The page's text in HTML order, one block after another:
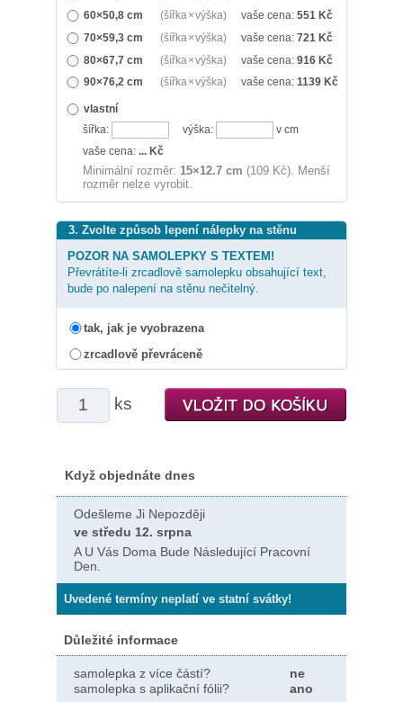
60×50,8 cm
(šířka × výška) vaše cena: 551 Kč
70×59,3 cm
(šířka × výška) vaše cena: 721 Kč
80×67,7 cm
(šířka × výška) vaše cena: 916 Kč
90×76,2 cm
(šířka × výška) vaše cena: 1139 Kč
vlastní
šířka:
výška:
v cm
vaše cena: ... Kč
Minimální rozměr: 15×12.7 cm (109 Kč). Menší
rozměr nelze vyrobit.
3. Zvolte způsob lepení nálepky na stěnu
POZOR NA SAMOLEPKY S TEXTEM!
Převrátíte-li zrcadlově samolepku obsahující text,
bude po nalepení na stěnu nečitelný.
tak, jak je vyobrazena
zrcadlově převráceně
ks
Když objednáte dnes
Odešleme Ji Nepozději
ve středu 12. srpna
A U Vás Doma Bude Následující Pracovní
Den.
Uvedené termíny neplatí ve statní svátky!
Důležité informace
samolepka z více částí?
ne
samolepka s aplikační fólii?
ano